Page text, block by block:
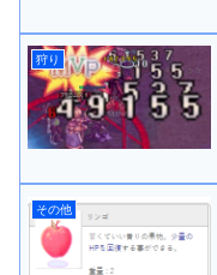
狩り
その他